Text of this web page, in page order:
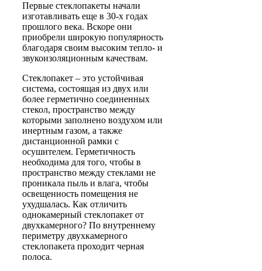
Первые стеклопакеты начали
изготавливать еще в 30-х годах
прошлого века. Вскоре они
приобрели широкую популярность
благодаря своим высоким тепло- и
звукоизоляционным качествам.
Стеклопакет – это устойчивая
система, состоящая из двух или
более герметично соединенных
стекол, пространство между
которыми заполнено воздухом или
инертным газом, а также
дистанционной рамки с
осушителем. Герметичность
необходима для того, чтобы в
пространство между стеклами не
проникала пыль и влага, чтобы
освещенность помещения не
ухудшалась. Как отличить
однокамерный стеклопакет от
двухкамерного? По внутреннему
периметру двухкамерного
стеклопакета проходит черная
полоса.